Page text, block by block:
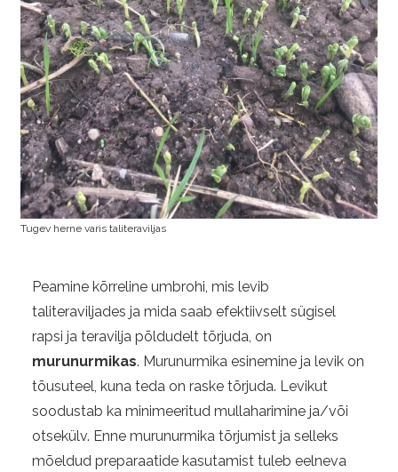
Tugev herne varis taliteraviljas
Peamine kõrreline umbrohi, mis levib
taliteraviljades ja mida saab efektiivselt sügisel
rapsi ja teravilja põldudelt tõrjuda, on
murunurmikas. Murunurmika esinemine ja levik on
tõusuteel, kuna teda on raske tõrjuda. Levikut
soodustab ka minimeeritud mullaharimine ja/või
otsekülv. Enne murunurmika tõrjumist ja selleks
mõeldud preparaatide kasutamist tuleb eelneva